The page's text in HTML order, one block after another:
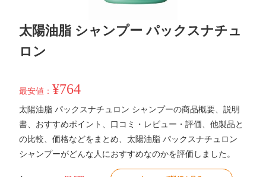
太陽油脂 シャンプー パックスナチュ
ロン
最安値： ¥764
太陽油脂 パックスナチュロン シャンプーの商品概要、説明
書、おすすめポイント、口コミ・レビュー・評価、他製品と
の比較、価格などをまとめ、太陽油脂 パックスナチュロン
シャンプーがどんな人におすすめなのかを評価しました。